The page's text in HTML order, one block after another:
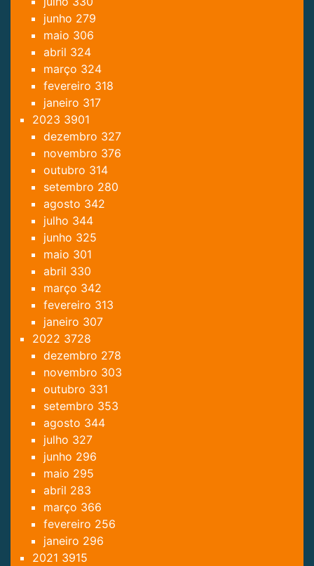
junho 279
maio 306
abril 324
março 324
fevereiro 318
janeiro 317
2023 3901
dezembro 327
novembro 376
outubro 314
setembro 280
agosto 342
julho 344
junho 325
maio 301
abril 330
março 342
fevereiro 313
janeiro 307
2022 3728
dezembro 278
novembro 303
outubro 331
setembro 353
agosto 344
julho 327
junho 296
maio 295
abril 283
março 366
fevereiro 256
janeiro 296
2021 3915